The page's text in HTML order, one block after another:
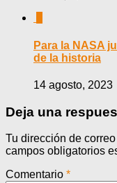
Para la NASA
de la historia
14 agosto, 2023
Deja una
Tu dirección de
campos obligatorios
Comentario *